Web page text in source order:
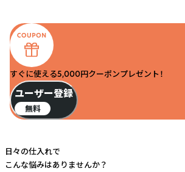
すぐに使える5,000円クーポンプレゼント！
ユーザー登録
無料
日々の仕入れで
こんな悩みはありませんか？